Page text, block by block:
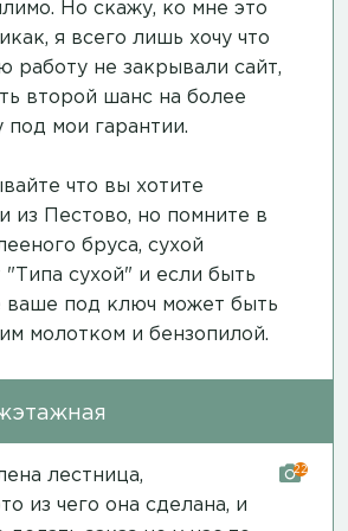
Но скажу, ко мне это
я всего лишь хочу что
работу не закрывали сайт,
второй шанс на более
мои гарантии.
что вы хотите
из Пестово, но помните в
бруса, сухой
"Типа сухой" и если быть
ваше под ключ может быть
молотком и бензопилой.
лестница,
из чего она сделана, и
22